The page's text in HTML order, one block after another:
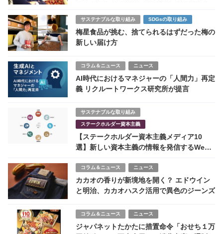
サステナブルな取り組み SDGsの取り組み
梅星食品が挑む、捨てられるはずだった梅の
新しい届け方
コラム＆ニュース ニュース
AI時代におけるマネジャーの「人間力」再定
義 リクルートワークス研究所が提言
サステナブルな取り組み
ステークホルダー資本主義
【ステークホルダー資本主義メディア10
選】新しい資本主義の情報を発信するWeb
コラム＆ニュース ニュース
カカオの香りが新境地を開く？ エドウイン
と明治、カカオハスク活用で異色のジーンズ
コラム＆ニュース ニュース
ジャパネットたかたに措置命令「おせち１万